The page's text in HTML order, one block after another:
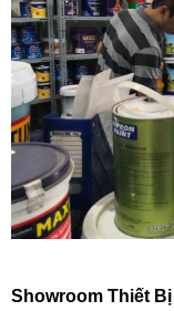
Showroom Thiết